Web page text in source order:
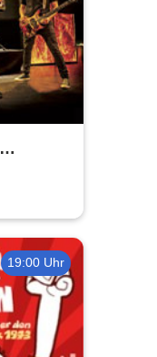
19:00 Uhr